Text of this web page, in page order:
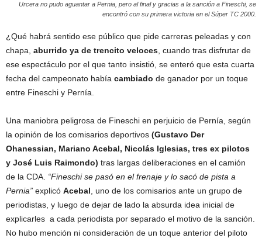
Urcera no pudo aguantar a Pernia, pero al final y gracias a la sanción a Fineschi, se
encontró con su primera victoria en el Súper TC 2000.
¿Qué habrá sentido ese público que pide carreras peleadas y con
chapa, aburrido ya de trencito veloces , cuando tras disfrutar de
ese espectáculo por el que tanto insistió, se enteró que esta cuarta
fecha del campeonato había cambiado de ganador por un toque
entre Fineschi y Pernía.
Una maniobra peligrosa de Fineschi en perjuicio de Pernía, según
la opinión de los comisarios deportivos (Gustavo Der
Ohanessian, Mariano Acebal, Nicolás Iglesias, tres ex pilotos
y José Luis Raimondo) tras largas deliberaciones en el camión
de la CDA. “Fineschi se pasó en el frenaje y lo sacó de pista a
Pernia” explicó Acebal , uno de los comisarios ante un grupo de
periodistas, y luego de dejar de lado la absurda idea inicial de
explicarles a cada periodista por separado el motivo de la sanción.
No hubo mención ni consideración de un toque anterior del piloto